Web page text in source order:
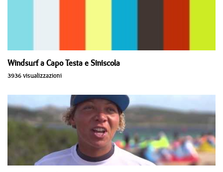
Windsurf a Capo Testa e Siniscola
3936 visualizzazioni